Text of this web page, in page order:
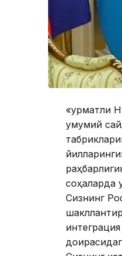
«Ҳурматли
умумий
соҳаларда
Сизнинг